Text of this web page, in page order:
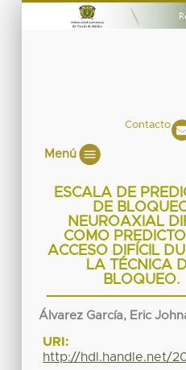
Contacto
Menú
ESCALA DE
DE
NEUROAXIAL
COMO
ACCESO DIFÍCIL
LA TÉCNICA
BLOQUEO.
Álvarez García, Eric
URI:
http://hdl.handle.net/